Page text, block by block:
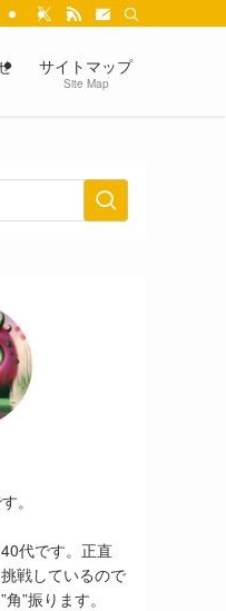
サイトマップ
Site Map
。
代です。正直
戦しているので
”振ります。